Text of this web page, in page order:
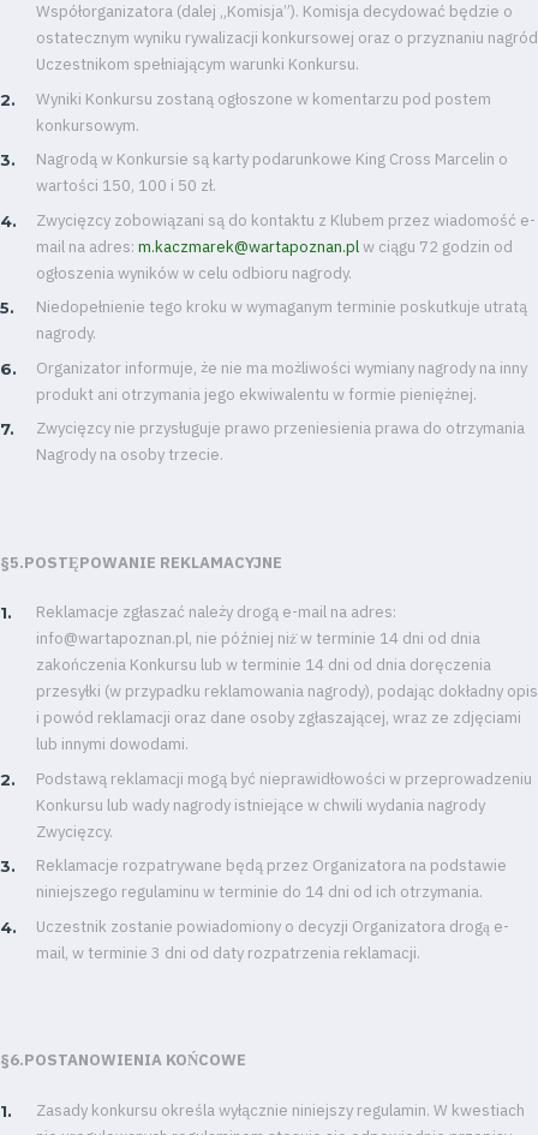
Współorganizatora (dalej „Komisja”). Komisja decydować będzie o
ostatecznym wyniku rywalizacji konkursowej oraz o przyznaniu nagród
Uczestnikom spełniającym warunki Konkursu.
Wyniki Konkursu zostaną ogłoszone w komentarzu pod postem
konkursowym.
Nagrodą w Konkursie są karty podarunkowe King Cross Marcelin o
wartości 150, 100 i 50 zł.
Zwycięzcy zobowiązani są do kontaktu z Klubem przez wiadomość e-
mail na adres: m.kaczmarek@wartapoznan.plw ciągu 72 godzin od
ogłoszenia wyników w celu odbioru nagrody.
Niedopełnienie tego kroku w wymaganym terminie poskutkuje utratą
nagrody.
Organizator informuje, że nie ma możliwości wymiany nagrody na inny
produkt ani otrzymania jego ekwiwalentu w formie pieniężnej.
Zwycięzcy nie przysługuje prawo przeniesienia prawa do otrzymania
Nagrody na osoby trzecie.
§5.POSTEPOWANIE REKLAMACYJNE
Reklamacje zgłaszać należy drogą e-mail na adres:
info@wartapoznan.pl, nie później niż̇ w terminie 14 dni od dnia
zakończenia Konkursu lub w terminie 14 dni od dnia doręczenia
przesyłki (w przypadku reklamowania nagrody), podając dokładny opis
i powód reklamacji oraz dane osoby zgłaszającej, wraz ze zdjęciami
lub innymi dowodami.
Podstawą reklamacji mogą być nieprawidłowości w przeprowadzeniu
Konkursu lub wady nagrody istniejące w chwili wydania nagrody
Zwycięzcy.
Reklamacje rozpatrywane będą przez Organizatora na podstawie
niniejszego regulaminu w terminie do 14 dni od ich otrzymania.
Uczestnik zostanie powiadomiony o decyzji Organizatora drogą e-
mail, w terminie 3 dni od daty rozpatrzenia reklamacji.
§6.POSTANOWIENIA KONCOWE
Zasady konkursu określa wyłącznie niniejszy regulamin. W kwestiach